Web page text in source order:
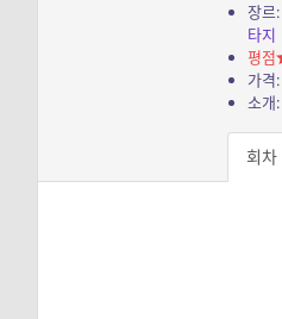
장르:
타지
평점
가격:
회차